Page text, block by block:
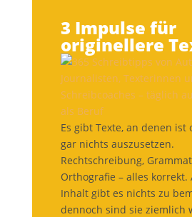
3 Impulse für
originellere
Es gibt Texte, an denen ist
gar nichts auszusetzen.
Rechtschreibung,
Orthografie – alles korrekt.
Inhalt gibt es nichts zu
dennoch sind sie ziemlich